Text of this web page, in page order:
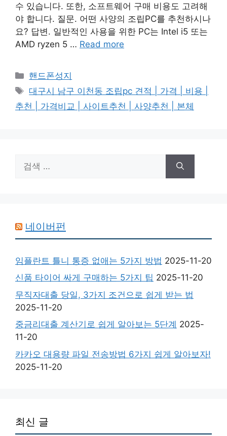
수 있습니다. 또한, 소프트웨어 구매 비용도 고려해
야 합니다. 질문. 어떤 사양의 조립PC를 추천하시나
요? 답변. 일반적인 사용을 위한 PC는 Intel i5 또는
AMD ryzen 5 … Read more
카
테
고
리
핸드폰성지
태
그
대구시 남구 이천동 조립pc 견적 | 가격 | 비용 |
추천 | 가격비교 | 사이트추천 | 사양추천 | 본체
색:
네이버펀
임플란트 틀니 통증 없애는 5가지 방법 2025-11-20
신품 타이어 싸게 구매하는 5가지 팁 2025-11-20
무직자대출 당일, 3가지 조건으로 쉽게 받는 법
2025-11-20
중금리대출 계산기로 쉽게 알아보는 5단계 2025-
11-20
카카오 대용량 파일 전송방법 6가지 쉽게 알아보자!
2025-11-20
최신 글